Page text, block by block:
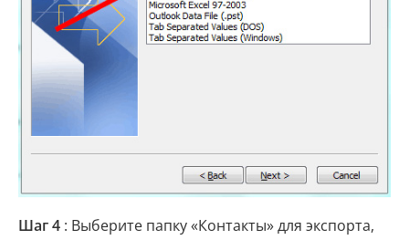
Шаг 4 : Выберите папку «Контакты» для экспорта,